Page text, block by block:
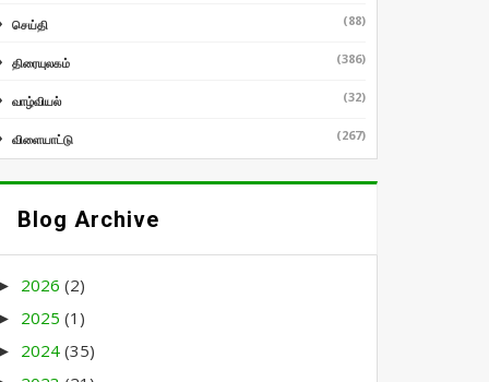
செய்தி (88)
திரையுலகம் (386)
வாழ்வியல் (32)
விளையாட்டு (267)
Blog Archive
► 2026(2)
► 2025(1)
► 2024(35)